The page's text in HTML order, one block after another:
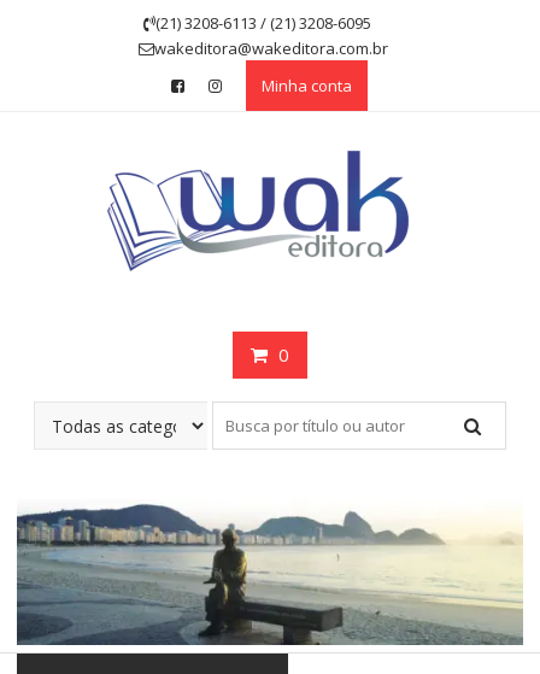
(21) 3208-6113 / (21) 3208-6095
wakeditora@wakeditora.com.br
Minha conta
0